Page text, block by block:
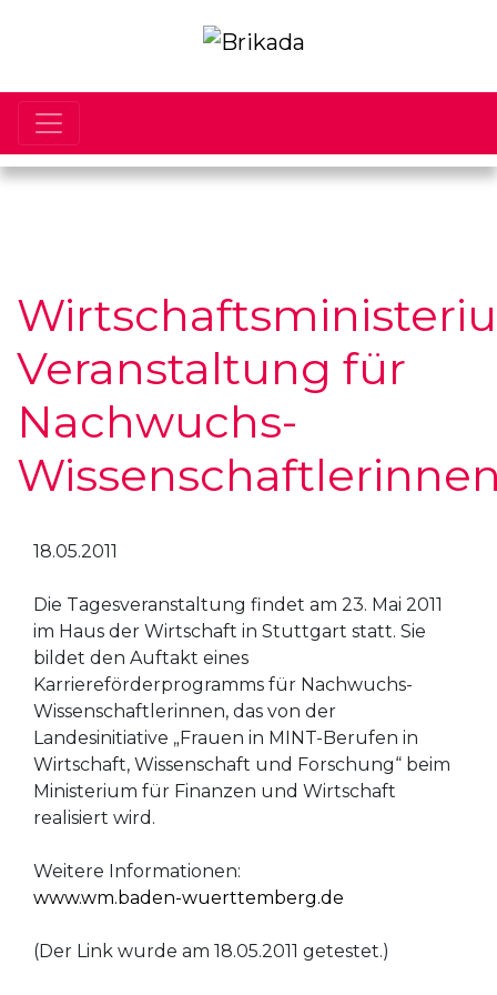
Veranstaltung für
Nachwuchs-
18.05.2011
Die Tagesveranstaltung findet am 23. Mai 2011
im Haus der Wirtschaft in Stuttgart statt. Sie
bildet den Auftakt eines
Karriereförderprogramms für Nachwuchs-
Wissenschaftlerinnen, das von der
Landesinitiative „Frauen in MINT-Berufen in
Wirtschaft, Wissenschaft und Forschung“ beim
Ministerium für Finanzen und Wirtschaft
realisiert wird.
Weitere Informationen:
www.wm.baden-wuerttemberg.de
(Der Link wurde am 18.05.2011 getestet.)